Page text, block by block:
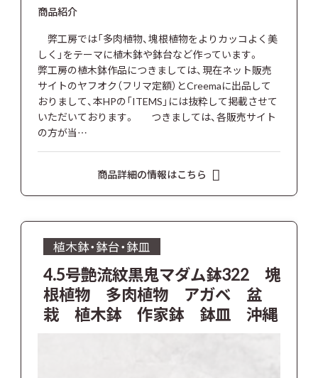
商品紹介
弊工房では「多肉植物、塊根植物をよりカッコよく美
しく」をテーマに植木鉢や鉢台など作っています。
弊工房の植木鉢作品につきましては、現在ネット販売
サイトのヤフオク（フリマ定額）とCreemaに出品して
おりまして、本HPの「ITEMS」には抜粋して掲載させて
いただいております。 つきましては、各販売サイト
の方が当…
商品詳細の情報はこちら
植木鉢・鉢台・鉢皿
4.5号艶流紋黒鬼マダム鉢322 塊
根植物 多肉植物 アガベ 盆
栽 植木鉢 作家鉢 鉢皿 沖縄